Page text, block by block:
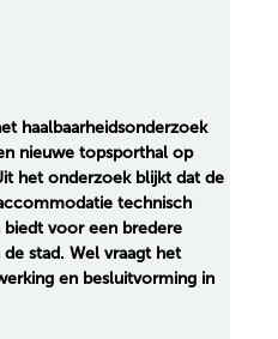
haalbaarheidsonderzoek
nieuwe topsporthal op
het onderzoek blijkt dat de
technisch
biedt voor een bredere
stad. Wel vraagt het
en besluitvorming in